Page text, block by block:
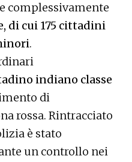
complessivamente
di cui 175 cittadini
.
indiano classe
di
rossa. Rintracciato
è stato
un controllo nei